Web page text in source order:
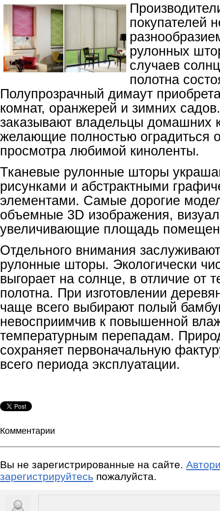
покупателей
рулонных
случаев
полотна
Полупрозрачный димаут
комнат, оранжерей и зимних
заказывают владельцы домашних
желающие полностью оградиться
просмотра любимой киноленты.
Тканевые рулонные шторы
рисунками и абстрактными
элементами. Самые дорогие
объемные 3D изображения,
увеличивающие площадь
Отдельного внимания
рулонные шторы. Экологически
выгорает на солнце, в отличие от
полотна. При изготовлении
чаще всего выбирают полый
невосприимчив к повышенной
температурным перепадам.
сохраняет первоначальную
всего периода эксплуатации.
Комментарии
Вы не зарегистрированные на сайте.
зарегистрируйтесь пожалуйста.